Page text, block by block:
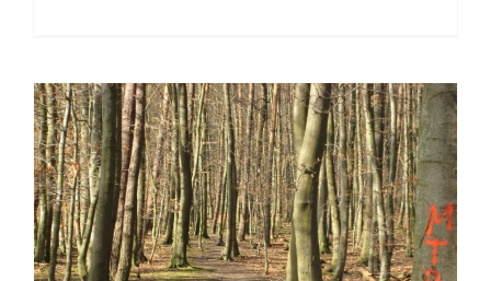
DIMB befürchtet
Wegesperrungen in Bayern